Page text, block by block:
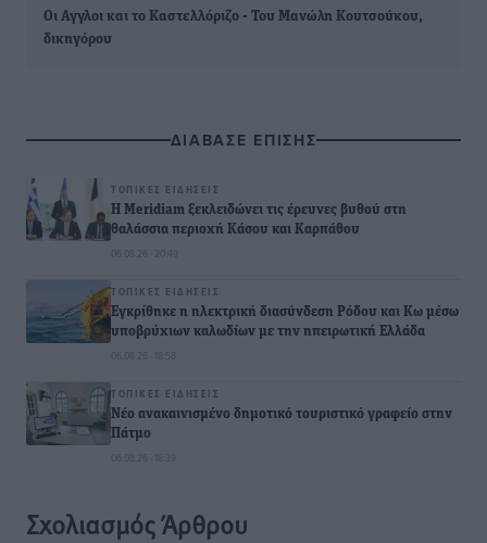
Οι Αγγλοι και το Καστελλόριζο - Του Μανώλη Κουτσούκου,
δικηγόρου
ΔΙΑΒΑΣΕ ΕΠΙΣΗΣ
ΤΟΠΙΚΈΣ ΕΙΔΉΣΕΙΣ
Η Meridiam ξεκλειδώνει τις έρευνες βυθού στη
θαλάσσια περιοχή Κάσου και Καρπάθου
06.08.26 · 20:49
ΤΟΠΙΚΈΣ ΕΙΔΉΣΕΙΣ
Εγκρίθηκε η ηλεκτρική διασύνδεση Ρόδου και Κω μέσω
υποβρύχιων καλωδίων με την ηπειρωτική Ελλάδα
ΤΟΠΙΚΈΣ ΕΙΔΉΣΕΙΣ
Νέο ανακαινισμένο δημοτικό τουριστικό γραφείο στην
Πάτμο
Σχολιασμός Άρθρου